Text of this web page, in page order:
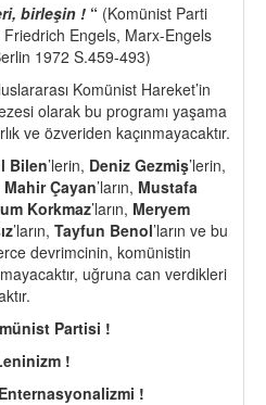
birleşin ! “ (Komünist Parti
Engels, Marx-Engels
1972 S.459-493)
Komünist Hareket’in
olarak bu programı yaşama
ve özveriden kaçınmayacaktır.
Bilen’lerin, Deniz Gezmiş’lerin,
Mahir Çayan’ların, Mustafa
Korkmaz’ların, Meryem
’ların, Tayfun Benol’ların ve bu
devrimcinin, komünistin
uğruna can verdikleri
Partisi !
!
!